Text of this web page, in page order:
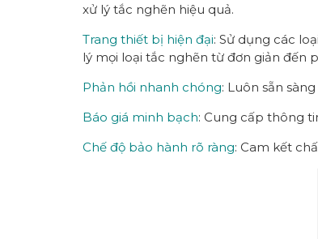
xử lý tắc nghẽn hiệu quả.
Trang thiết bị hiện đại: Sử dụng các
lý mọi loại tắc nghẽn từ đơn giản đến
Phản hồi nhanh chóng: Luôn sẵn
Báo giá minh bạch: Cung cấp thông
Chế độ bảo hành rõ ràng: Cam kết